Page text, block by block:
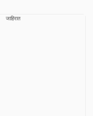
जाहिरात